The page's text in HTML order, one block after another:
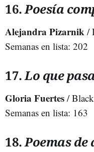
16.Poesía
Alejandra Pizarnik /
Semanas en lista: 202
17.Lo que
Gloria Fuertes /
Semanas en lista: 163
18.Poemas de